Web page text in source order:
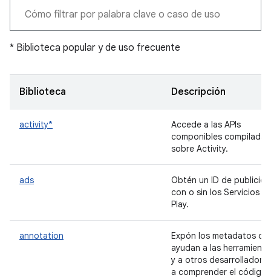
* Biblioteca popular y de uso frecuente
Biblioteca Descripción
activity*
Accede a las APIs
componibles compiladas
sobre Activity.
ads
Obtén un ID de
con o sin los Servicios
Play.
annotation
Expón los metadatos
ayudan a las
y a otros desarrolladores
a comprender el código